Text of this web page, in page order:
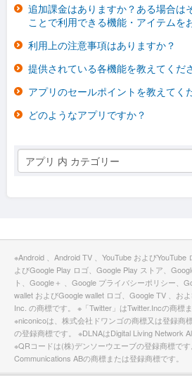
追加課金はありますか？ある場合は
ことで利用できる機能・アイテムを
利用上の注意事項はありますか？
提供されている各機能を教えてくださ
アプリのセールポイントを教えてく
どのようなアプリですか？
アプリ 内 カテゴリー
※Android 、Android TV 、YouTube およびYouTube
よびGoogle Play ロゴ、Google Play ストア、
ト、Google＋ 、Google プライバシーポリシー、
wallet およびGoogle wallet ロゴ、Google TV 、お
Inc. の商標です。 ※「Twitter」はTwitter.Incの商標
※niconicoは、株式会社ドワンゴの商標又は登録商
の登録商標です。 ※DLNAはDigital Living Network
※QRコードは(株)デンソーウエーブの登録商標で
Communications ABの商標または登録商標です。